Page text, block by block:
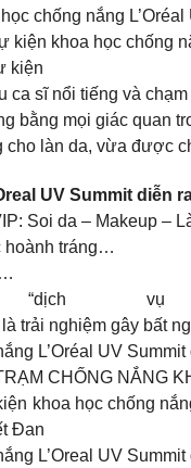
chống nắng L’Oréal
kiện khoa học chống
kiện
sĩ nổi tiếng và
bằng mọi giác quan
làn da, vừa được
UV Summit diễn
Soi da – Makeup
hoành tráng…
“dịch
là trải nghiệm gây bất
L’Oréal UV
CHỐNG NẮNG
khoa học chống
Đan
L’Oreal UV